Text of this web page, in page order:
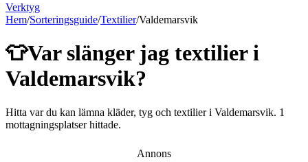
Verktyg
Hem/Sorteringsguide/Textilier/Valdemarsvik
👕Var slänger jag textilieri
Valdemarsvik?
Hitta var du kan lämna kläder, tyg och textilieri Valdemarsvik. 1
mottagningsplatser hittade.
Annons